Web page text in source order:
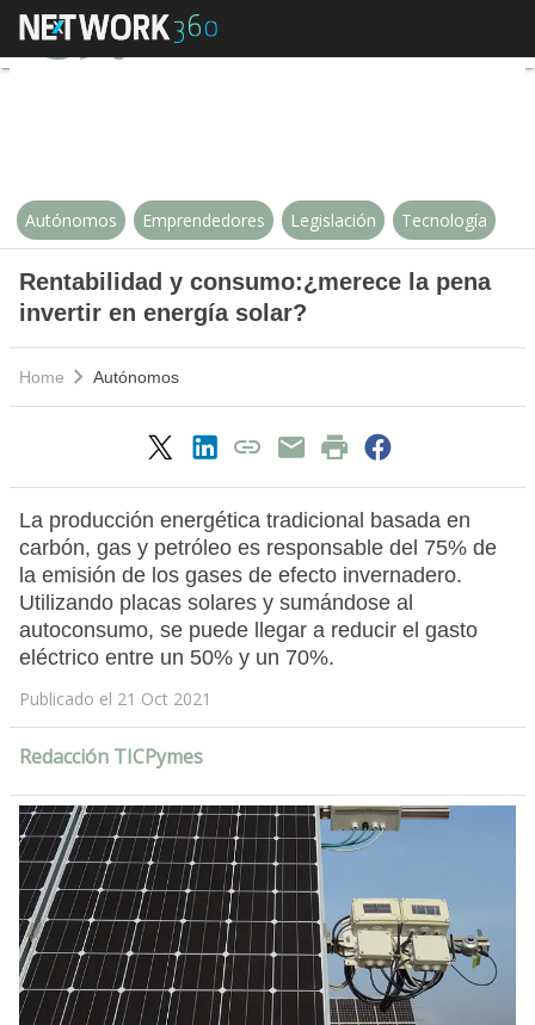
Rentabilidad y
Autónomos Emprendedores Legislación Tecnología
Rentabilidad y consumo:¿merece la pena
invertir en energía solar?
Home Autónomos
La producción energética tradicional basada en
carbón, gas y petróleo es responsable del 75% de
la emisión de los gases de efecto invernadero.
Utilizando placas solares y sumándose al
autoconsumo, se puede llegar a reducir el gasto
eléctrico entre un 50% y un 70%.
Publicado el 21 Oct 2021
Redacción TICPymes